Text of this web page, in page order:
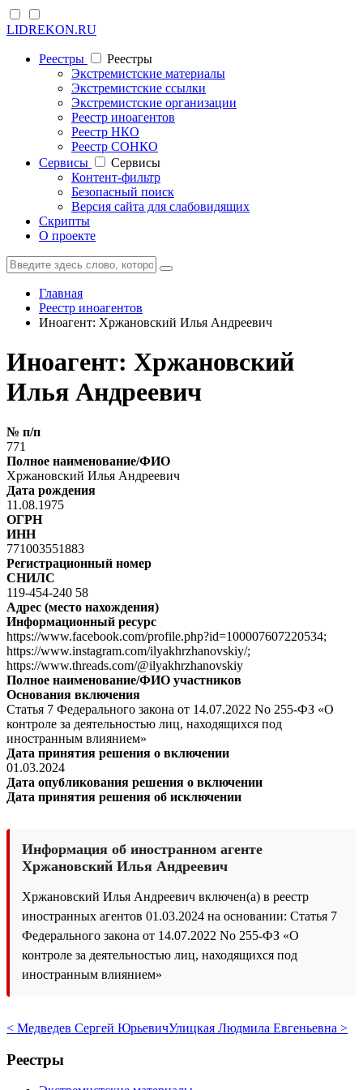
LIDREKON.RU
Реестры
Реестры
Экстремистские материалы
Экстремистские ссылки
Экстремистские организации
Реестр иноагентов
Реестр НКО
Реестр СОНКО
Cервисы
Cервисы
Контент-фильтр
Безопасный поиск
Версия сайта для слабовидящих
Скрипты
О проекте
Главная
Реестр иноагентов
Иноагент: Хржановский Илья Андреевич
Иноагент: Хржановский
Илья Андреевич
№ п/п
771
Полное наименование/ФИО
Хржановский Илья Андреевич
Дата рождения
11.08.1975
ОГРН
ИНН
771003551883
Регистрационный номер
СНИЛС
119-454-240 58
Адрес (место нахождения)
Информационный ресурс
https://www.facebook.com/profile.php?id=100007607220534;
https://www.instagram.com/ilyakhrzhanovskiy/;
https://www.threads.com/@ilyakhrzhanovskiy
Полное наименование/ФИО участников
Основания включения
Статья 7 Федерального закона от 14.07.2022 No 255-ФЗ «О
контроле за деятельностью лиц, находящихся под
иностранным влиянием»
Дата принятия решения о включении
01.03.2024
Дата опубликования решения о включении
Дата принятия решения об исключении
Информация об иностранном агенте
Хржановский Илья Андреевич
Хржановский Илья Андреевич включен(а) в реестр
иностранных агентов 01.03.2024 на основании: Статья 7
Федерального закона от 14.07.2022 No 255-ФЗ «О
контроле за деятельностью лиц, находящихся под
иностранным влиянием»
< Медведев Сергей ЮрьевичУлицкая Людмила Евгеньевна >
Реестры